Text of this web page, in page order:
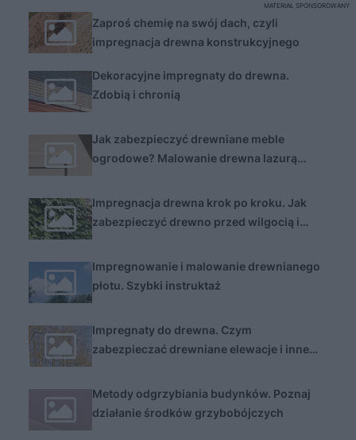
Zaproś chemię na swój dach, czyli
impregnacja drewna konstrukcyjnego
MATERIAŁ SPONSOROWANY
Dekoracyjne impregnaty do drewna.
Zdobią i chronią
Jak zabezpieczyć drewniane meble
ogrodowe? Malowanie drewna lazurą
Impregnacja drewna krok po kroku. Jak
zabezpieczyć drewno przed wilgocią i
Impregnowanie i malowanie drewnianego
płotu. Szybki instruktaż
Impregnaty do drewna. Czym
zabezpieczać drewniane elewacje i inne
Metody odgrzybiania budynków. Poznaj
działanie środków grzybobójczych